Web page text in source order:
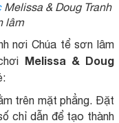
Melissa & Doug Tranh
lâm
nơi Chúa tể sơn lâm
Melissa & Doug
trên mặt phẳng. Đặt
chỉ dẫn để tạo thành